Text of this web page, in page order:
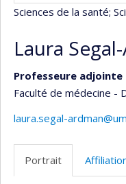
Sciences de la santé;
Laura
Professeure adjointe
Faculté de médecine -
laura.segal-
Portrait